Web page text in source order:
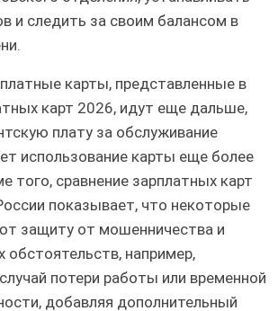
и следить за своим балансом в
карты, представленные в
карт 2026, идут еще дальше,
плату за обслуживание
использование карты еще более
того, сравнение зарплатных карт
показывает, что некоторые
защиту от мошенничества и
обстоятельств, например,
потери работы или временной
добавляя дополнительный